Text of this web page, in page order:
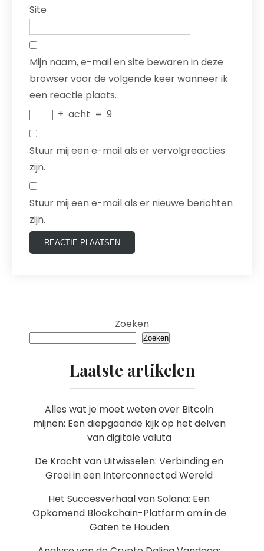
Site
Mijn naam, e-mail en site bewaren in deze
browser voor de volgende keer wanneer ik
een reactie plaats.
+ acht = 9
Stuur mij een e-mail als er vervolgreacties
zijn.
Stuur mij een e-mail als er nieuwe berichten
zijn.
Zoeken
Zoeken
Laatste artikelen
Alles wat je moet weten over Bitcoin
mijnen: Een diepgaande kijk op het delven
van digitale valuta
De Kracht van Uitwisselen: Verbinding en
Groei in een Interconnected Wereld
Het Succesverhaal van Solana: Een
Opkomend Blockchain-Platform om in de
Gaten te Houden